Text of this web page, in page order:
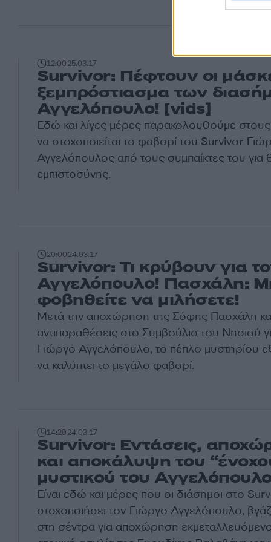
12:0025.03.17
Survivor: Πέφτουν οι
ξεμπρόστιασμα των
Αγγελόπουλο! [vids]
Εδώ και λίγες μέρες παρακολουθούμε
να στοχοποιείται το φαβορί του Survivor
Αγγελόπουλος από τους συμπαίκτες του για
εμπιστοσύνης.
20:0024.03.17
Survivor: Τι κρύβουν για
Αγγελόπουλο! Πασχάλη:
φοβηθείτε να μιλήσετε!
Μετά την αποχώρηση της Σόφης Πασχάλη και
αντιπαραθέσεις στο Συμβούλιο του Νησιού
Γιώργο Αγγελόπουλο, το πέπλο μυστηρίου
να καλύπτει το μεγάλο φαβορί.
14:2924.03.17
Survivor: Εντάσεις,
και αποκάλυψη του
μυστικού του
Είναι εδώ και μέρες που οι διάσημοι στο
στοχοποιήσει τον Γιώργο Αγγελόπουλο,
στη σέντρα για αποχώρηση